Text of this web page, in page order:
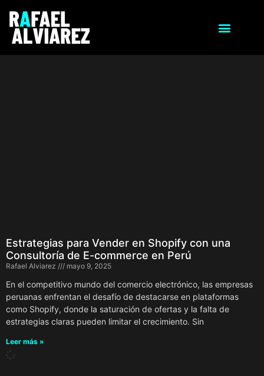
Estrategias para Vender en Shopify con una
Consultoría de E-commerce en Perú
Rafael Alviarez mayo 9, 2025
En el competitivo mundo del comercio electrónico, las empresas
peruanas enfrentan el desafío de destacarse en plataformas
como Shopify, donde la saturación de ofertas y la falta de
estrategias claras pueden limitar el crecimiento. Sin
Leer más »